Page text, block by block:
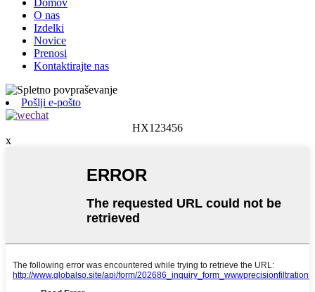
Domov
O nas
Izdelki
Novice
Prenosi
Kontaktirajte nas
Pošlji e-pošto
HX123456
x